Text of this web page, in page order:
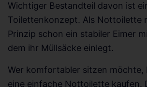
Wichtiger Bestandteil davon ist
Toilettenkonzept. Als Nottoilette
Prinzip schon ein stabiler Eimer
dem ihr Müllsäcke einlegt.
Wer komfortabler sitzen möchte,
eine einfache Nottoilette kaufen.